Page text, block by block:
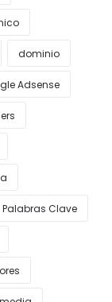
dominio
Adsense
Palabras Clave